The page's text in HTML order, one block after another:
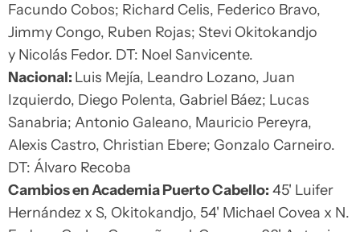
Facundo Cobos; Richard Celis, Federico Bravo,
Jimmy Congo, Ruben Rojas; Stevi Okitokandjo
y Nicolás Fedor. DT: Noel Sanvicente.
Nacional: Luis Mejía, Leandro Lozano, Juan
Izquierdo, Diego Polenta, Gabriel Báez; Lucas
Sanabria; Antonio Galeano, Mauricio Pereyra,
Alexis Castro, Christian Ebere; Gonzalo Carneiro.
DT: Álvaro Recoba
Cambios en Academia Puerto Cabello: 45' Luifer
Hernández x S, Okitokandjo, 54' Michael Covea x N.